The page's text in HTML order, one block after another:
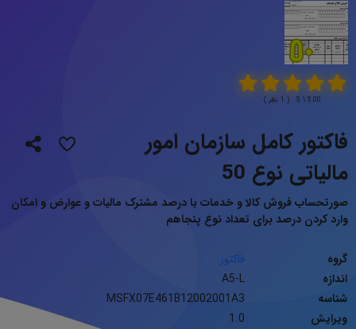
5.00 \ 5 ( 1 نظر )
فاکتور کامل سازمان امور
مالیاتی نوع 50
صورتحساب فروش کالا و خدمات با درصد مشترک مالیات و عوارض و امکان
وارد کردن درصد برای تعداد نوع پنجاهم
گروه
فاکتور
اندازه
A5-L
شناسه
MSFX07E461B12002001A3
ویرایش
1.0